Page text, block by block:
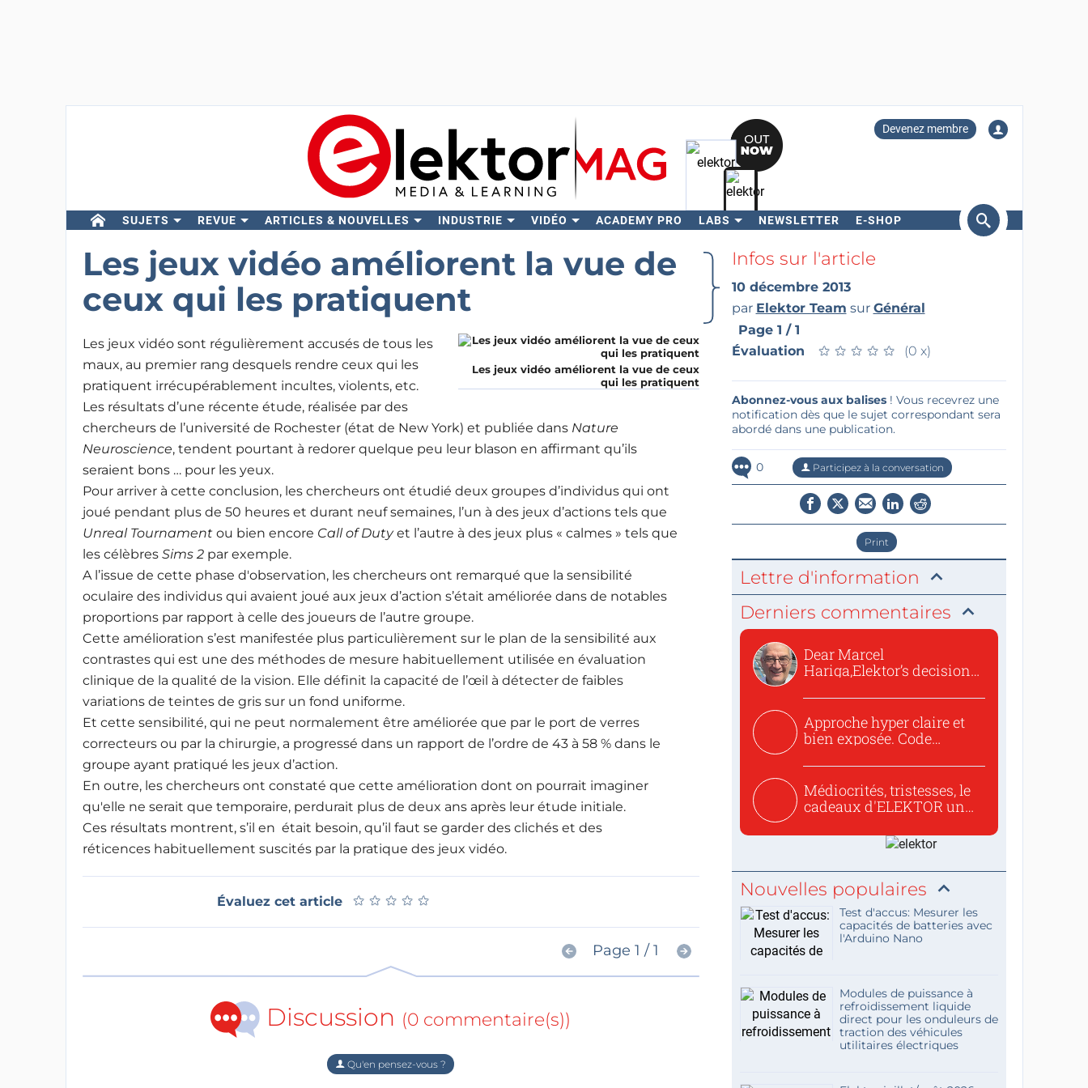
Devenez membre
SUJETS REVUE ARTICLES & NOUVELLES INDUSTRIE VIDÉO ACADEMY PRO LABS NEWSLETTER E-SHOP
Rechercher
Les jeux vidéo améliorent la vue de
ceux qui les pratiquent
Les jeux vidéo améliorent la vue de ceux
qui les pratiquent
Les jeux vidéo sont régulièrement accusés de tous les
maux, au premier rang desquels rendre ceux qui les
pratiquent irrécupérablement incultes, violents, etc.
Les résultats d’une récente étude, réalisée par des
chercheurs de l’université de Rochester (état de New York) et publiée dans Nature
Neuroscience, tendent pourtant à redorer quelque peu leur blason en affirmant qu’ils
seraient bons … pour les yeux.
Pour arriver à cette conclusion, les chercheurs ont étudié deux groupes d’individus qui ont
joué pendant plus de 50 heures et durant neuf semaines, l’un à des jeux d’actions tels que
Unreal Tournament ou bien encore Call of Dutyet l’autre à des jeux plus « calmes » tels que
les célèbres Sims 2par exemple.
A l’issue de cette phase d'observation, les chercheurs ont remarqué que la sensibilité
oculaire des individus qui avaient joué aux jeux d’action s’était améliorée dans de notables
proportions par rapport à celle des joueurs de l’autre groupe.
Cette amélioration s’est manifestée plus particulièrement sur le plan de la sensibilité aux
contrastes qui est une des méthodes de mesure habituellement utilisée en évaluation
clinique de la qualité de la vision. Elle définit la capacité de l’œil à détecter de faibles
variations de teintes de gris sur un fond uniforme.
Et cette sensibilité, qui ne peut normalement être améliorée que par le port de verres
correcteurs ou par la chirurgie, a progressé dans un rapport de l’ordre de 43 à 58 % dans le
groupe ayant pratiqué les jeux d’action.
En outre, les chercheurs ont constaté que cette amélioration dont on pourrait imaginer
qu'elle ne serait que temporaire, perdurait plus de deux ans après leur étude initiale.
Ces résultats montrent, s’il en était besoin, qu’il faut se garder des clichés et des
réticences habituellement suscités par la pratique des jeux vidéo.
Évaluez cet article ★ ★ ★ ★ ★
★ ★ ★ ★ ★
Page 1 / 1
Discussion (0 commentaire(s))
Qu'en pensez-vous ?
Infos sur l'article
10 décembre 2013
par Elektor Team sur Général
Page 1 / 1
Évaluation
★ ★ ★ ★ ★
★ ★ ★ ★ ★ (0 x)
Abonnez-vous aux balises! Vous recevrez une
notification dès que le sujet correspondant sera
abordé dans une publication.
0 Participez à la conversation
Print
Lettre d'information
Derniers commentaires
Dear Marcel
Hariga,Elektor’s decision
Approche hyper claire et
bien exposée. Code
Médiocrités, tristesses, le
cadeaux d'ELEKTOR un
Nouvelles populaires
Test d'accus: Mesurer les
capacités de batteries avec
l'Arduino Nano
Modules de puissance à
refroidissement liquide
direct pour les onduleurs de
traction des véhicules
utilitaires électriques